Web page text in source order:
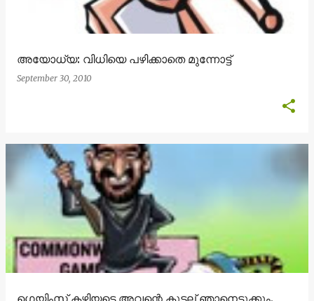
അയോധ്യ: വിധിയെ പഴിക്കാതെ മുന്നോട്ട്
September 30, 2010
ഗെയിംസ് കഴിയട്ടെ അവന്റെ കുടല് ഞാനെടുക്കും.